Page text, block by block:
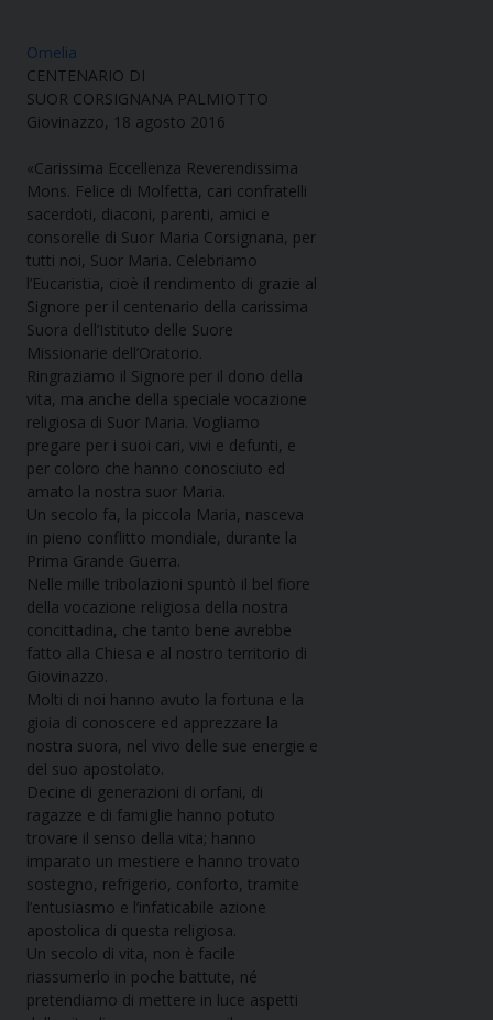
Omelia
CENTENARIO DI
SUOR CORSIGNANA PALMIOTTO
Giovinazzo, 18 agosto 2016
«Carissima Eccellenza Reverendissima
Mons. Felice di Molfetta, cari confratelli
sacerdoti, diaconi, parenti, amici e
consorelle di Suor Maria Corsignana, per
tutti noi, Suor Maria. Celebriamo
l’Eucaristia, cioè il rendimento di grazie al
Signore per il centenario della carissima
Suora dell’Istituto delle Suore
Missionarie dell’Oratorio.
Ringraziamo il Signore per il dono della
vita, ma anche della speciale vocazione
religiosa di Suor Maria. Vogliamo
pregare per i suoi cari, vivi e defunti, e
per coloro che hanno conosciuto ed
amato la nostra suor Maria.
Un secolo fa, la piccola Maria, nasceva
in pieno conflitto mondiale, durante la
Prima Grande Guerra.
Nelle mille tribolazioni spuntò il bel fiore
della vocazione religiosa della nostra
concittadina, che tanto bene avrebbe
fatto alla Chiesa e al nostro territorio di
Giovinazzo.
Molti di noi hanno avuto la fortuna e la
gioia di conoscere ed apprezzare la
nostra suora, nel vivo delle sue energie e
del suo apostolato.
Decine di generazioni di orfani, di
ragazze e di famiglie hanno potuto
trovare il senso della vita; hanno
imparato un mestiere e hanno trovato
sostegno, refrigerio, conforto, tramite
l’entusiasmo e l’infaticabile azione
apostolica di questa religiosa.
Un secolo di vita, non è facile
riassumerlo in poche battute, né
pretendiamo di mettere in luce aspetti